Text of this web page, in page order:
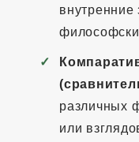
различных
или